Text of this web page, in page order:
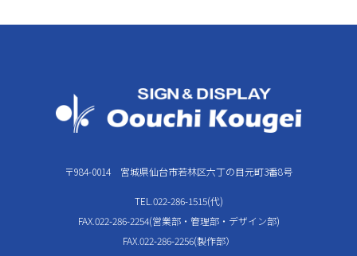
〒984-0014 宮城県仙台市若林区六丁の目元町3番8号
TEL.022-286-1515(代)
FAX.022-286-2254(営業部・管理部・デザイン部)
FAX.022-286-2256(製作部）